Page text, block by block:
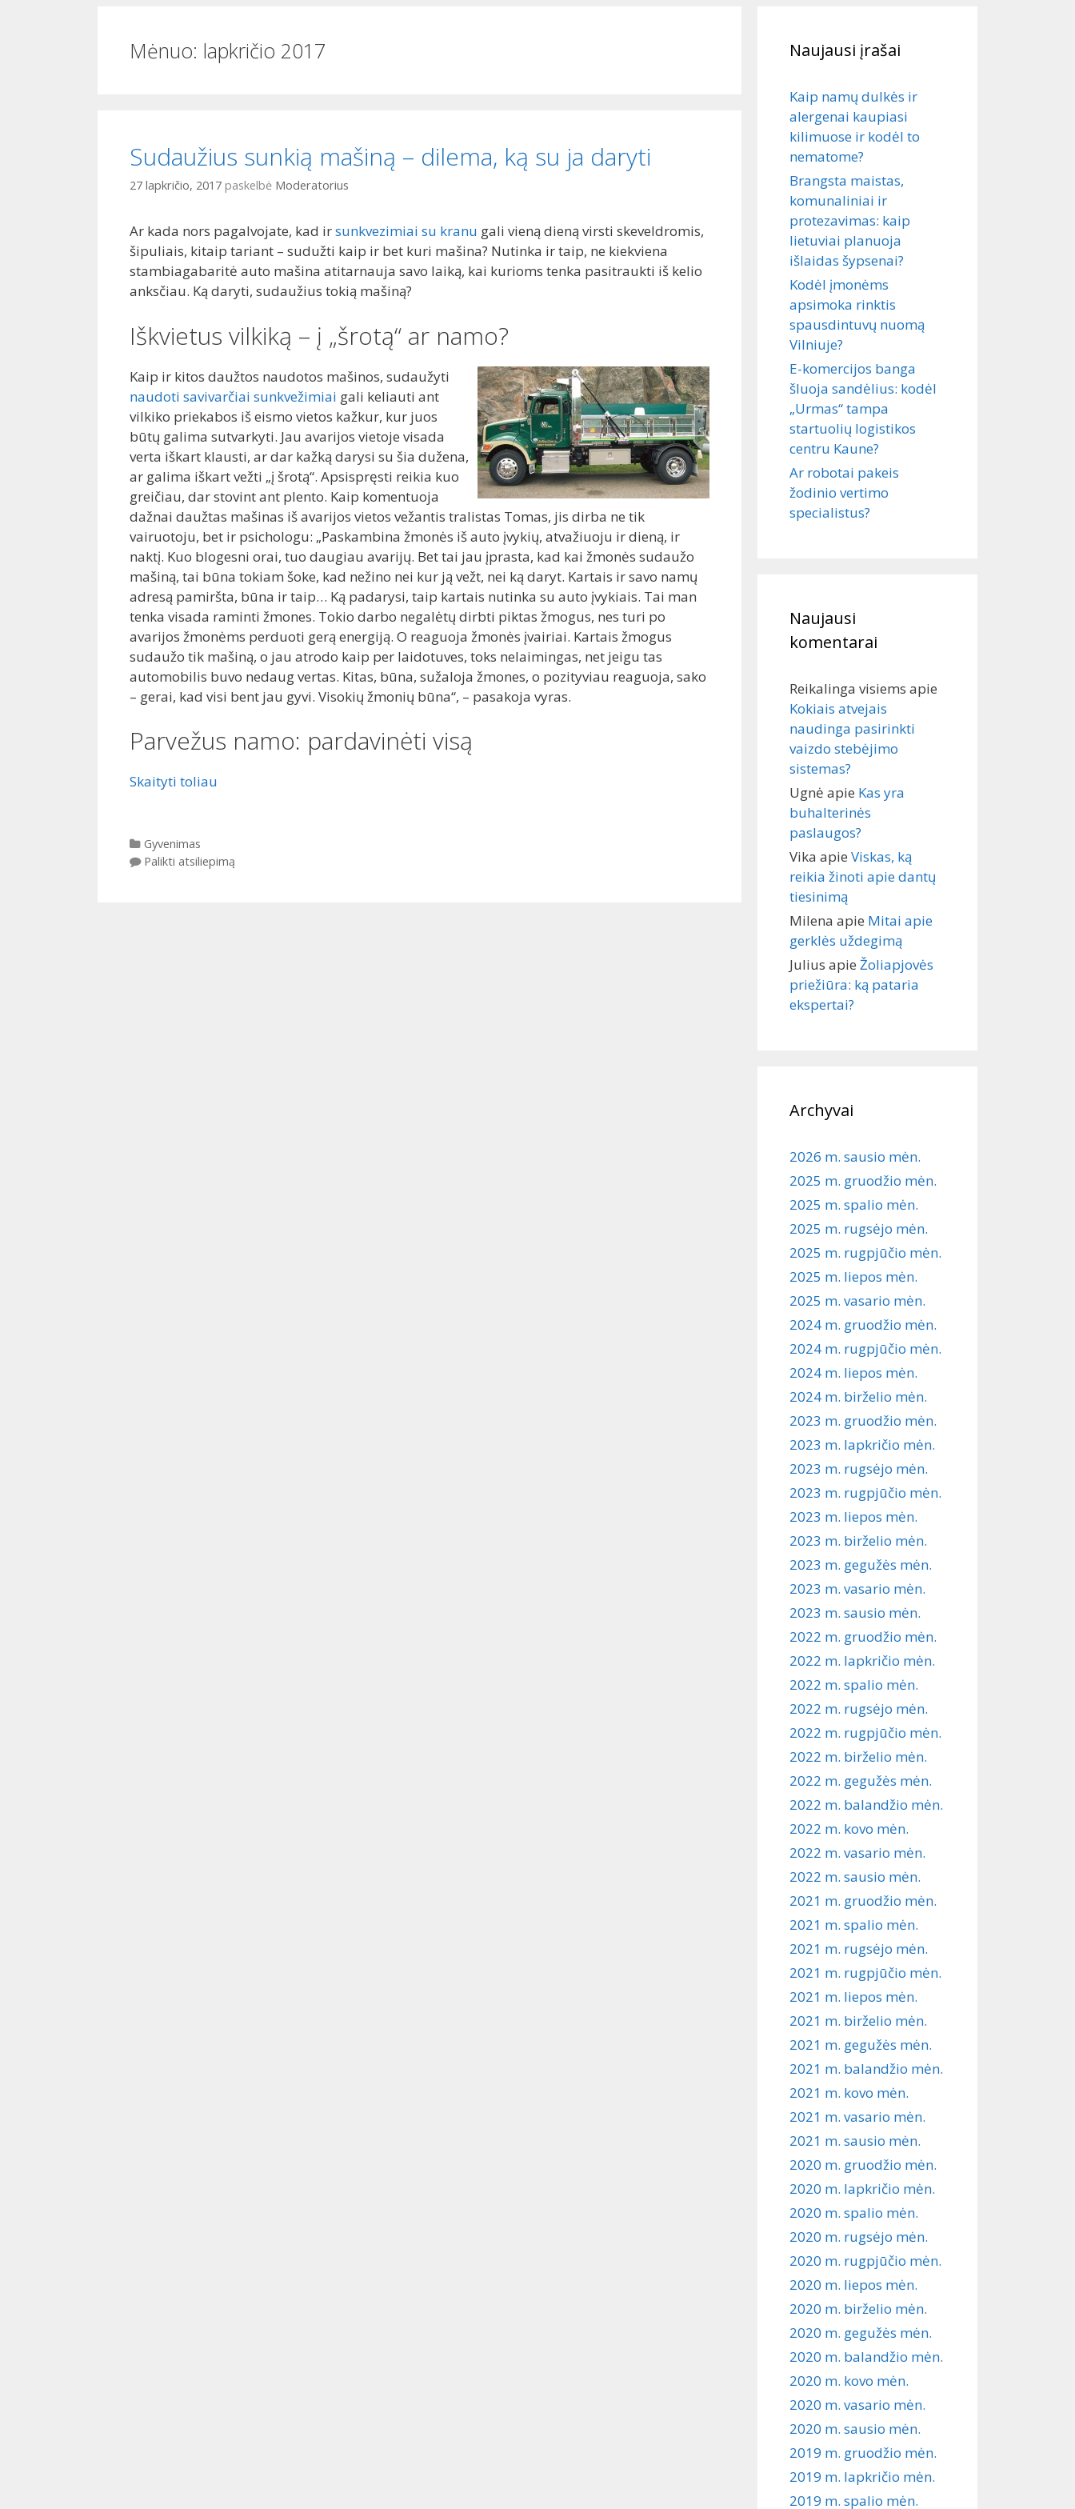
Mėnuo: lapkričio 2017
Sudaužius sunkią mašiną – dilema, ką su ja daryti
27 lapkričio, 2017 paskelbė Moderatorius
Ar kada nors pagalvojate, kad irsunkvezimiai su kranu gali vieną dieną virsti skeveldromis,
šipuliais, kitaip tariant – sudužti kaip ir bet kuri mašina? Nutinka ir taip, ne kiekviena
stambiagabaritė auto mašina atitarnauja savo laiką, kai kurioms tenka pasitraukti iš kelio
anksčiau. Ką daryti, sudaužius tokią mašiną?
Iškvietus vilkiką – į „šrotą“ ar namo?
Kaip ir kitos daužtos naudotos mašinos, sudaužyti
naudoti savivarčiai sunkvežimiai gali keliauti ant
vilkiko priekabos iš eismo vietos kažkur, kur juos
būtų galima sutvarkyti. Jau avarijos vietoje visada
verta iškart klausti, ar dar kažką darysi su šia dužena,
ar galima iškart vežti „į šrotą“. Apsispręsti reikia kuo
greičiau, dar stovint ant plento. Kaip komentuoja
dažnai daužtas mašinas iš avarijos vietos vežantis tralistas Tomas, jis dirba ne tik
vairuotoju, bet ir psichologu: „Paskambina žmonės iš auto įvykių, atvažiuoju ir dieną, ir
naktį. Kuo blogesni orai, tuo daugiau avarijų. Bet tai jau įprasta, kad kai žmonės sudaužo
mašiną, tai būna tokiam šoke, kad nežino nei kur ją vežt, nei ką daryt. Kartais ir savo namų
adresą pamiršta, būna ir taip… Ką padarysi, taip kartais nutinka su auto įvykiais. Tai man
tenka visada raminti žmones. Tokio darbo negalėtų dirbti piktas žmogus, nes turi po
avarijos žmonėms perduoti gerą energiją. O reaguoja žmonės įvairiai. Kartais žmogus
sudaužo tik mašiną, o jau atrodo kaip per laidotuves, toks nelaimingas, net jeigu tas
automobilis buvo nedaug vertas. Kitas, būna, sužaloja žmones, o pozityviau reaguoja, sako
– gerai, kad visi bent jau gyvi. Visokių žmonių būna“, – pasakoja vyras.
Parvežus namo: pardavinėti visą
Skaityti toliau
Kategorijos
Gyvenimas
Palikti atsiliepimą
Naujausi įrašai
Kaip namų dulkės ir
alergenai kaupiasi
kilimuose ir kodėl to
nematome?
Brangsta maistas,
komunaliniai ir
protezavimas: kaip
lietuviai planuoja
išlaidas šypsenai?
Kodėl įmonėms
apsimoka rinktis
spausdintuvų nuomą
Vilniuje?
E-komercijos banga
šluoja sandėlius: kodėl
„Urmas“ tampa
startuolių logistikos
centru Kaune?
Ar robotai pakeis
žodinio vertimo
specialistus?
Naujausi
komentarai
Reikalinga visiems apie
Kokiais atvejais
naudinga pasirinkti
vaizdo stebėjimo
sistemas?
Ugnė apie Kas yra
buhalterinės
paslaugos?
Vika apie Viskas, ką
reikia žinoti apie dantų
tiesinimą
Milena apie Mitai apie
gerklės uždegimą
Julius apie Žoliapjovės
priežiūra: ką pataria
ekspertai?
Archyvai
2026 m. sausio mėn.
2025 m. gruodžio mėn.
2025 m. spalio mėn.
2025 m. rugsėjo mėn.
2025 m. rugpjūčio mėn.
2025 m. liepos mėn.
2025 m. vasario mėn.
2024 m. gruodžio mėn.
2024 m. rugpjūčio mėn.
2024 m. liepos mėn.
2024 m. birželio mėn.
2023 m. gruodžio mėn.
2023 m. lapkričio mėn.
2023 m. rugsėjo mėn.
2023 m. rugpjūčio mėn.
2023 m. liepos mėn.
2023 m. birželio mėn.
2023 m. gegužės mėn.
2023 m. vasario mėn.
2023 m. sausio mėn.
2022 m. gruodžio mėn.
2022 m. lapkričio mėn.
2022 m. spalio mėn.
2022 m. rugsėjo mėn.
2022 m. rugpjūčio mėn.
2022 m. birželio mėn.
2022 m. gegužės mėn.
2022 m. balandžio mėn.
2022 m. kovo mėn.
2022 m. vasario mėn.
2022 m. sausio mėn.
2021 m. gruodžio mėn.
2021 m. spalio mėn.
2021 m. rugsėjo mėn.
2021 m. rugpjūčio mėn.
2021 m. liepos mėn.
2021 m. birželio mėn.
2021 m. gegužės mėn.
2021 m. balandžio mėn.
2021 m. kovo mėn.
2021 m. vasario mėn.
2021 m. sausio mėn.
2020 m. gruodžio mėn.
2020 m. lapkričio mėn.
2020 m. spalio mėn.
2020 m. rugsėjo mėn.
2020 m. rugpjūčio mėn.
2020 m. liepos mėn.
2020 m. birželio mėn.
2020 m. gegužės mėn.
2020 m. balandžio mėn.
2020 m. kovo mėn.
2020 m. vasario mėn.
2020 m. sausio mėn.
2019 m. gruodžio mėn.
2019 m. lapkričio mėn.
2019 m. spalio mėn.